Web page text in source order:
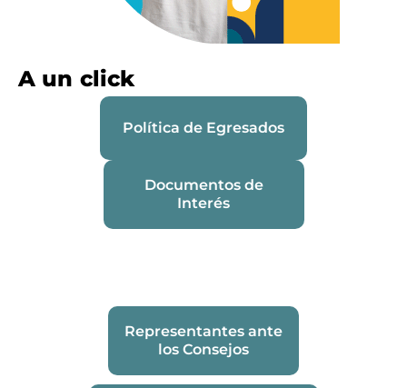
A un click
Política de Egresados
Documentos de
Interés
Representantes ante
los Consejos